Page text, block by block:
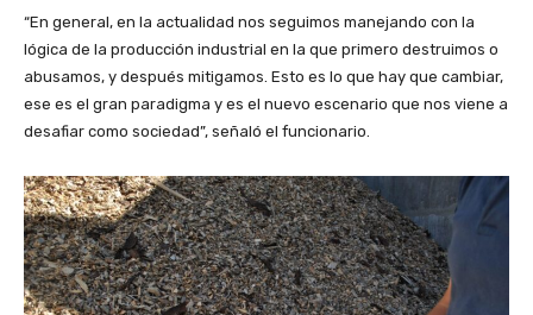
“En general, en la actualidad nos seguimos manejando con la
lógica de la producción industrial en la que primero destruimos o
abusamos, y después mitigamos. Esto es lo que hay que cambiar,
ese es el gran paradigma y es el nuevo escenario que nos viene a
desafiar como sociedad”, señaló el funcionario.